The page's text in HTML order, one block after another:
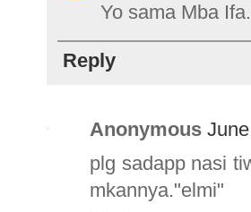
Yo sama Mba
Reply
Anonymous
plg sadapp nasi
mkannya."elmi"